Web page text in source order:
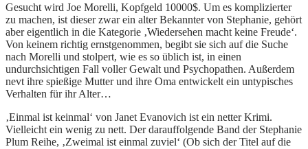
Gesucht wird Joe Morelli, Kopfgeld 10000$. Um es komplizierter
zu machen, ist dieser zwar ein alter Bekannter von Stephanie, gehört
aber eigentlich in die Kategorie ‚Wiedersehen macht keine Freude‘.
Von keinem richtig ernstgenommen, begibt sie sich auf die Suche
nach Morelli und stolpert, wie es so üblich ist, in einen
undurchsichtigen Fall voller Gewalt und Psychopathen. Außerdem
nevt ihre spießige Mutter und ihre Oma entwickelt ein untypisches
Verhalten für ihr Alter…
‚Einmal ist keinmal‘ von Janet Evanovich ist ein netter Krimi.
Vielleicht ein wenig zu nett. Der darauffolgende Band der Stephanie
Plum Reihe, ‚Zweimal ist einmal zuviel‘ (Ob sich der Titel auf die